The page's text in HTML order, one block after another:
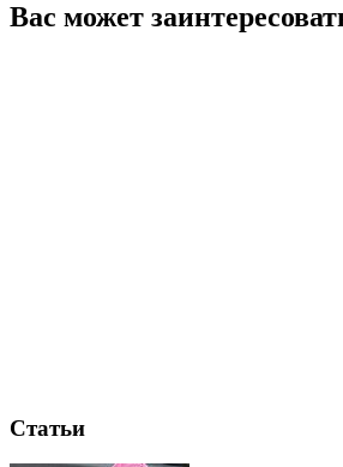
Вас может
Статьи